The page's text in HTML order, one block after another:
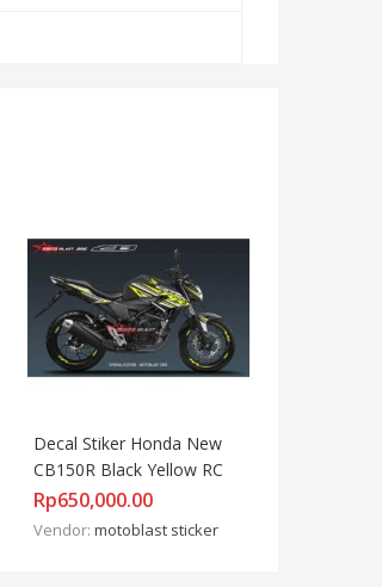
Decal Stiker Honda New
CB150R Black Yellow RC
Rp650,000.00
Vendor: motoblast sticker